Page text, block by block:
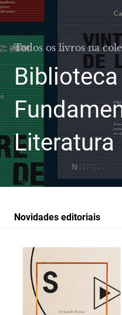
Todos os livros na
Biblioteca
Literatura
Novidades editoriais